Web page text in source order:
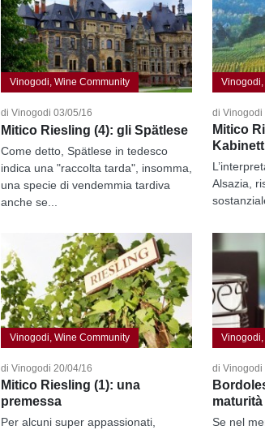
Vinogodi, Wine Community
di Vinogodi 03/05/16
Mitico Riesling (4): gli Spätlese
Come detto, Spätlese in tedesco
indica una "raccolta tarda", insomma,
una specie di vendemmia tardiva
anche se...
di Vinogodi
Mitico
Alsazia,
Vinogodi, Wine Community
di Vinogodi 20/04/16
Mitico Riesling (1): una
premessa
Per alcuni super appassionati,
di Vinogodi
Se nel